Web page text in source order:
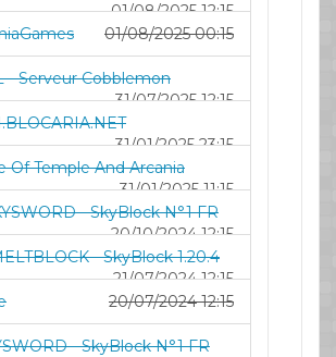
01/08/2025 12:15
01/08/2025 00:15
- Serveur Cobblemon
31/07/2025 12:15
31/01/2025 23:15
Of Temple And Arcania
31/01/2025 11:15
- SkyBlock N°1 FR
20/10/2024 12:15
- SkyBlock 1.20.4
21/07/2024 12:15
20/07/2024 12:15
- SkyBlock N°1 FR